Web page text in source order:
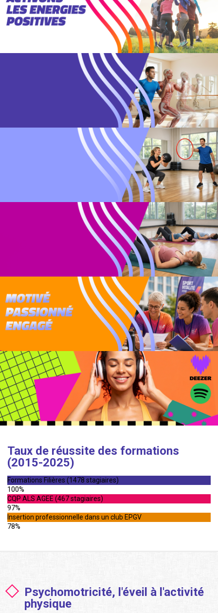
Taux de réussite des formations
(2015-2025)
Formations Filières (1478 stagiaires)
100%
CQP ALS AGEE (467 stagiaires)
97%
Insertion professionnelle dans un club EPGV
78%
Psychomotricité, l'éveil à l'activité
physique